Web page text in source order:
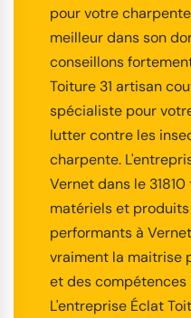
pour votre
meilleur dans son
conseillons
Toiture 31 artisan
spécialiste pour
lutter contre les
charpente.
Vernet dans le
matériels et
performants à
vraiment la maitrise
et des
L'entreprise Éclat